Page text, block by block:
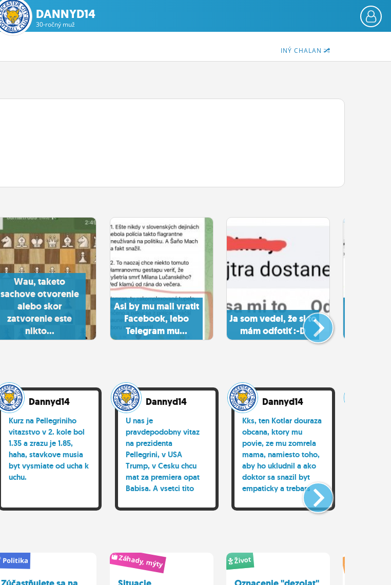
DANNYD14
30-ročný muž
INÝ CHALAN
Wau, taketo
sachove otvorenie
alebo skor
zatvorenie este
nikto...
Asi by mu mali vratit
Facebook, lebo
Telegram mu...
Ja som vedel, že si to
mám odfotiť :-D
Dannyd14
Kurz na Pellegriniho
vitazstvo v 2. kole bol
1.35 a zrazu je 1.85,
haha, stavkove musia
byt vysmiate od ucha k
uchu.
Dannyd14
U nas je
pravdepodobny vitaz
na prezidenta
Pellegrini, v USA
Trump, v Cesku chcu
mat za premiera opat
Babisa. A vsetci tito
to, ze su podozrivi zo
Dannyd14
Kks, ten Kotlar douraza
obcana, ktory mu
povie, ze mu zomrela
mama, namiesto toho,
aby ho ukludnil a ako
doktor sa snazil byt
empaticky a trebars
vyjadril mu sustrast.
Este si ho nahra a
Politika Záhady, mýty Život